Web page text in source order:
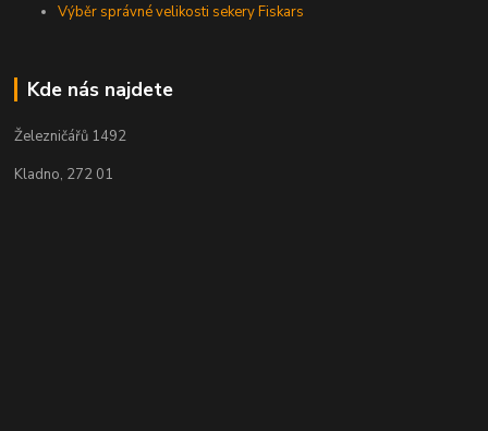
Výběr správné velikosti sekery Fiskars
Kde nás najdete
Železničářů 1492
Kladno, 272 01